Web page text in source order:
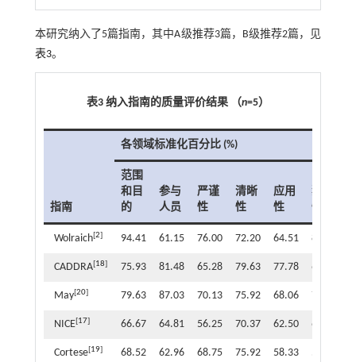
本研究纳入了5篇指南，其中A级推荐3篇，B级推荐2篇，见
表3。
表3 纳入指南的质量评价结果 （n=5）
指南
各领域标准化百分比 (%)
范围
和目
的
参与
人员
严谨
性
清晰
性
应用
性
独立
性
Wolraich[2] 94.41 61.15 76.00 72.20 64.51 83.30
CADDRA[18] 75.93 81.48 65.28 79.63 77.78 69.44
May[20] 79.63 87.03 70.13 75.92 68.06 75.00
NICE[17] 66.67 64.81 56.25 70.37 62.50 63.88
Cortese[19] 68.52 62.96 68.75 75.92 58.33